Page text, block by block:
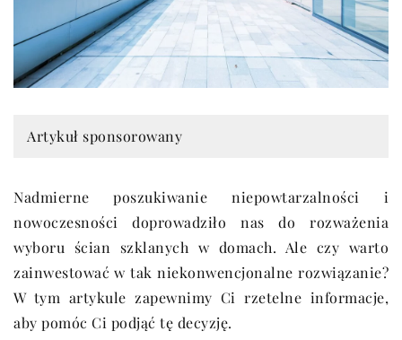
Artykuł sponsorowany
Nadmierne poszukiwanie niepowtarzalności i
nowoczesności doprowadziło nas do rozważenia
wyboru ścian szklanych w domach. Ale czy warto
zainwestować w tak niekonwencjonalne rozwiązanie?
W tym artykule zapewnimy Ci rzetelne informacje,
aby pomóc Ci podjąć tę decyzję.